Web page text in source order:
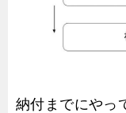
納付までにやっ